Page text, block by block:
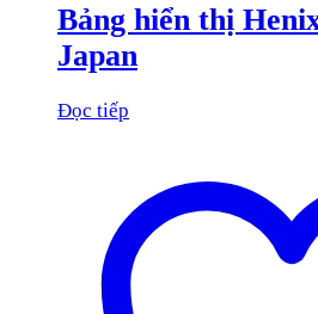
Bảng hiển thị
Japan
Đọc tiếp